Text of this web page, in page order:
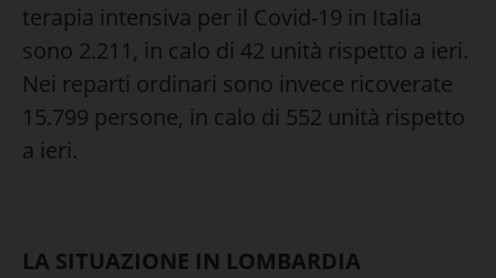
terapia intensiva per il Covid-19 in Italia
sono 2.211, in calo di 42 unità rispetto a ieri.
Nei reparti ordinari sono invece ricoverate
15.799 persone, in calo di 552 unità rispetto
a ieri.
LA SITUAZIONE IN LOMBARDIA